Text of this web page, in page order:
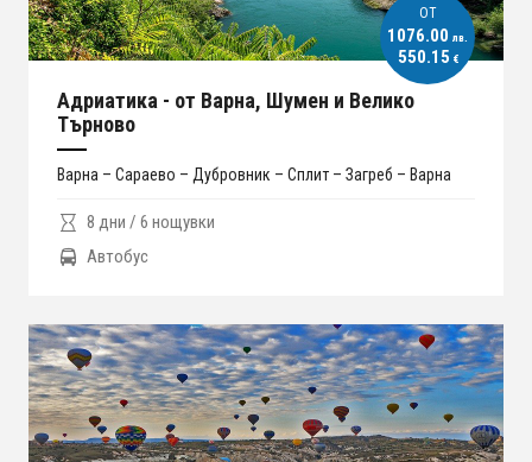
ОT
1076.00 лв.
550.15 €
Адриатика - от Варна, Шумен и Велико
Търново
Варна – Сараево – Дубровник – Сплит – Загреб – Варна
8 дни / 6 нощувки
Автобус